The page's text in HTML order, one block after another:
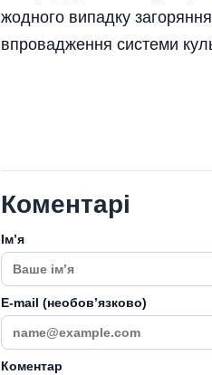
жодного випадку
впровадження системи
Коментарі
Імʼя
E-mail (необовʼязково)
Коментар